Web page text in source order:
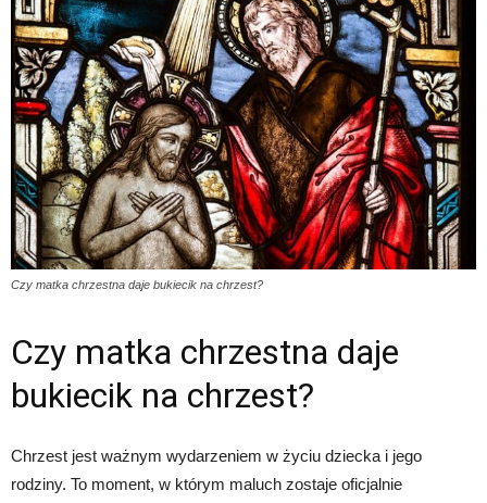
Czy matka chrzestna daje bukiecik na chrzest?
Czy matka chrzestna daje
bukiecik na chrzest?
Chrzest jest ważnym wydarzeniem w życiu dziecka i jego
rodziny. To moment, w którym maluch zostaje oficjalnie